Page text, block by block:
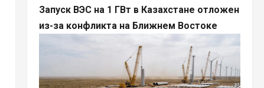
Запуск ВЭС на 1 ГВт в Казахстане отложен
из-за конфликта на Ближнем Востоке